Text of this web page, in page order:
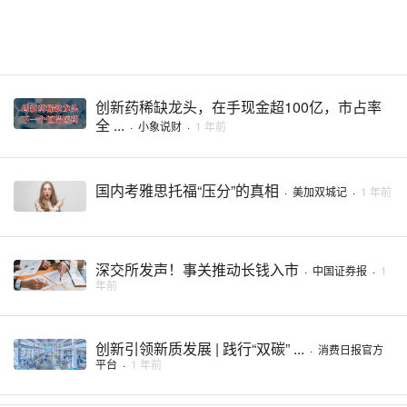
创新药稀缺龙头，在手现金超100亿，市占率
全 ... · 小象说财 · 1 年前
国内考雅思托福“压分”的真相 · 美加双城记 · 1 年前
深交所发声！事关推动长钱入市 · 中国证券报 · 1
年前
创新引领新质发展 | 践行“双碳” ... · 消费日报官方
平台 · 1 年前